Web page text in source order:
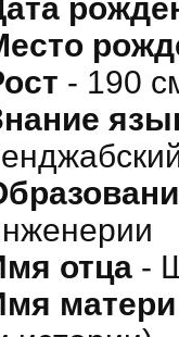
- 190
отца -